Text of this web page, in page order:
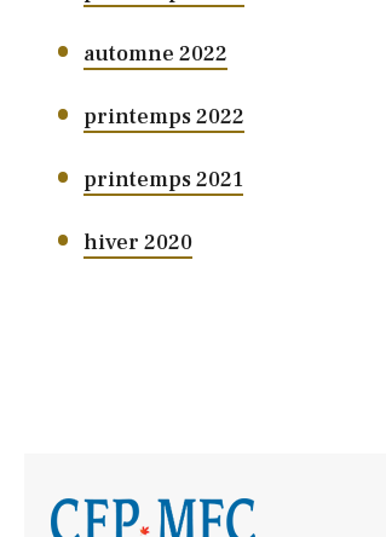
automne 2022
printemps 2022
printemps 2021
hiver 2020